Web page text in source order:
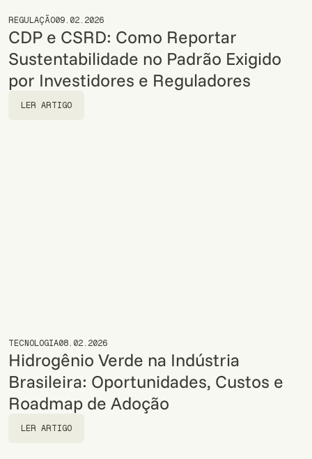
REGULAÇÃO09.02.2026
CDP e CSRD: Como Reportar
Sustentabilidade no Padrão Exigido
por Investidores e Reguladores
LER ARTIGO
TECNOLOGIA08.02.2026
Hidrogênio Verde na Indústria
Brasileira: Oportunidades, Custos e
Roadmap de Adoção
LER ARTIGO